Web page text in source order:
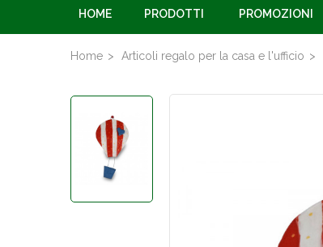
HOME PRODOTTI PROMOZIONI
Home Articoli regalo per la casa e l'ufficio